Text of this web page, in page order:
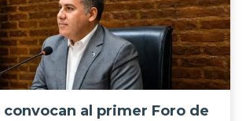
al primer Foro de